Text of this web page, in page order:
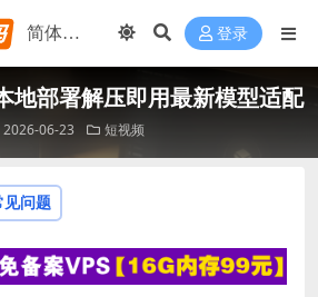
登录
地部署解压即用最新模型适配
2026-06-23 短视频
见问题